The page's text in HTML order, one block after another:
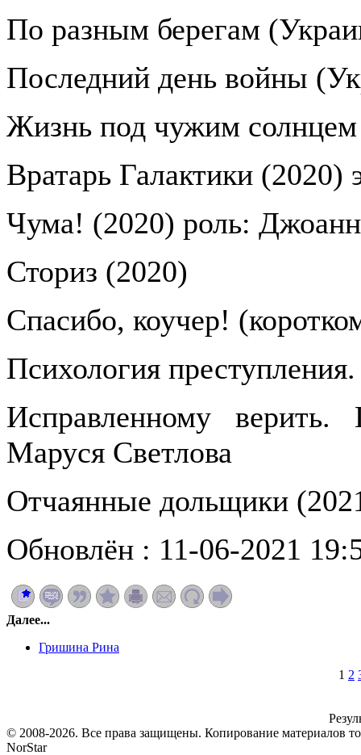
По разным берегам
Последний день войны
Жизнь под чужим
Вратарь Галактики (2020)
Чума! (2020) роль:
Сториз (2020)
Спасибо, коучер!
Психология
Исправленному
Маруся Светлова
Отчаянные дольщики
Обновлён : 11-06-2021
Далее...
Гришина Рина
1 2
© 2008-2026. Все права защищены. Копирование материалов
NorStar